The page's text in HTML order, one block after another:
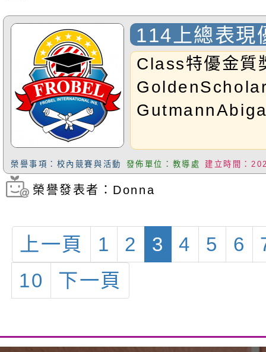
甲等
妮Lisa；G1A
Dylan；G1A
114上總表現
Class特優金
榮譽事項：校內競賽與活動 發佈單位：教導處 建立時間：
瀏覽次數：235
榮譽發表者：Donna
上一頁 1 2 3 4 5 6
10
下一頁